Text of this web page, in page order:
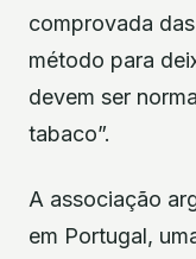
comprovada
método para
devem ser
tabaco”.
A associação
em Portugal,